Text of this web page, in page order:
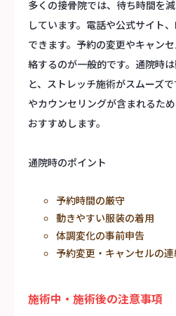
多くの接骨院では、待ち時間を
しています。電話や公式サイト
できます。予約の変更やキャン
絡するのが一般的です。通院時
と、ストレッチ施術がスムーズ
やカウンセリングが含まれるた
おすすめします。
通院時のポイント
予約時間の厳守
動きやすい服装の着用
体調変化の事前申告
予約変更・キャンセルの
施術中・施術後の注意事項